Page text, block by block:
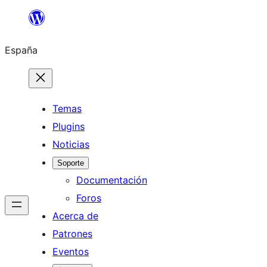
Saltar
contenido
España
Temas
Plugins
Noticias
Soporte
Documentación
Foros
Acerca de
Patrones
Eventos